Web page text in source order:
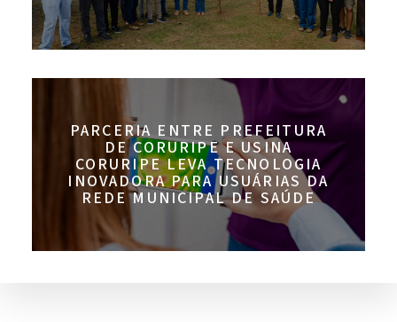
PARCERIA ENTRE PREFEITURA
DE CORURIPE E USINA
CORURIPE LEVA TECNOLOGIA
INOVADORA PARA USUÁRIAS DA
REDE MUNICIPAL DE SAÚDE